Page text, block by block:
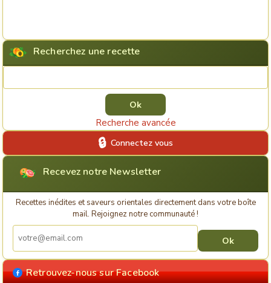
Recherchez une recette
Recherche avancée
Connectez vous
Recevez notre Newsletter
Recettes inédites et saveurs orientales directement dans votre boîte
mail. Rejoignez notre communauté !
Retrouvez-nous sur Facebook